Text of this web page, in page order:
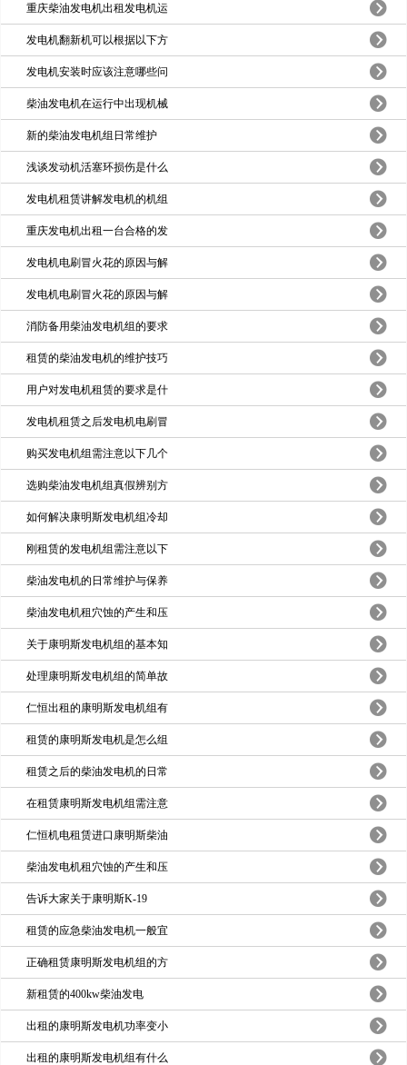
重庆柴油发电机出租发电机运
发电机翻新机可以根据以下方
发电机安装时应该注意哪些问
柴油发电机在运行中出现机械
​新的柴油发电机组日常维护
浅谈发动机活塞环损伤是什么
发电机租赁讲解发电机的机组
重庆发电机出租一台合格的发
发电机电刷冒火花的原因与解
发电机电刷冒火花的原因与解
消防备用柴油发电机组的要求
租赁的柴油发电机的维护技巧
用户对发电机租赁的要求是什
发电机租赁之后发电机电刷冒
购买发电机组需注意以下几个
选购柴油发电机组真假辨别方
如何解决康明斯发电机组冷却
刚租赁的发电机组需注意以下
柴油发电机的日常维护与保养
柴油发电机租穴蚀的产生和压
关于康明斯发电机组的基本知
处理康明斯发电机组的简单故
仁恒出租的康明斯发电机组有
租赁的康明斯发电机是怎么组
租赁之后的柴油发电机的日常
在租赁康明斯发电机组需注意
仁恒机电租赁进口康明斯柴油
柴油发电机租穴蚀的产生和压
告诉大家关于康明斯K-19
租赁的应急柴油发电机一般宜
正确租赁康明斯发电机组的方
新租赁的400kw柴油发电
出租的康明斯发电机功率变小
出租的康明斯发电机组有什么